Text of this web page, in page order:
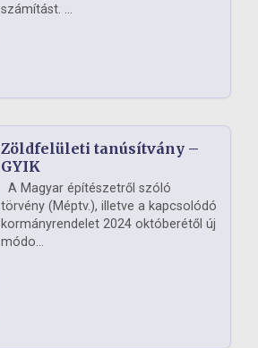
számítást. ...
Zöldfelületi tanúsítvány –
GYIK
A Magyar építészetről szóló
törvény (Méptv.), illetve a kapcsolódó
kormányrendelet 2024 októberétől új
módo...